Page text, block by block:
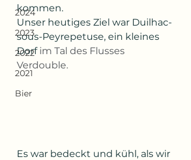
2024
2023
2022
2021
Bier
kommen.
Unser heutiges Ziel war Duilhac-
sous-Peyrepetuse, ein kleines
Dorf im Tal des Flusses
Verdouble.
Es war bedeckt und kühl, als wir